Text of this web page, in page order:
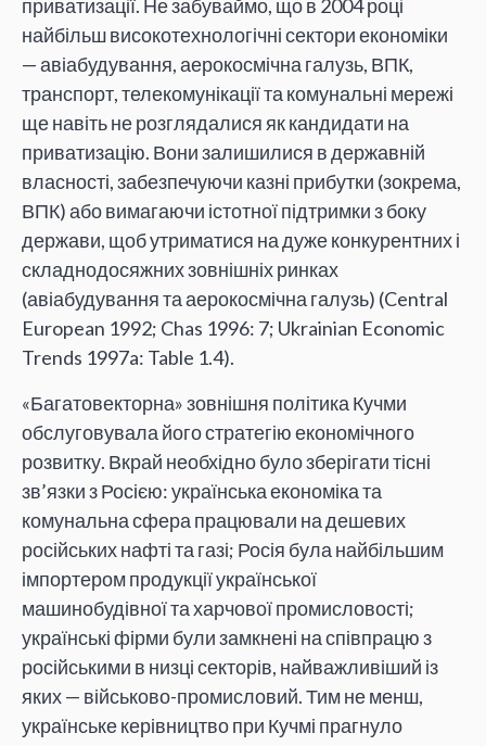
приватизації. Не забуваймо, що в 2004 році
найбільш високотехнологічні сектори економіки
— авіабудування, аерокосмічна галузь, ВПК,
транспорт, телекомунікації та комунальні мережі
ще навіть не розглядалися як кандидати на
приватизацію. Вони залишилися в державній
власності, забезпечуючи казні прибутки (зокрема,
ВПК) або вимагаючи істотної підтримки з боку
держави, щоб утриматися на дуже конкурентних і
складнодосяжних зовнішніх ринках
(авіабудування та аерокосмічна галузь) (Central
European 1992; Chas 1996: 7; Ukrainian Economic
Trends 1997a: Table 1.4).
«Багатовекторна» зовнішня політика Кучми
обслуговувала його стратегію економічного
розвитку. Вкрай необхідно було зберігати тісні
зв’язки з Росією: українська економіка та
комунальна сфера працювали на дешевих
російських нафті та газі; Росія була найбільшим
імпортером продукції української
машинобудівної та харчової промисловості;
українські фірми були замкнені на співпрацю з
російськими в низці секторів, найважливіший із
яких — військово-промисловий. Тим не менш,
українське керівництво при Кучмі прагнуло